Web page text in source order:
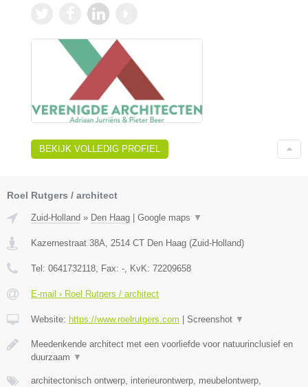
BEKIJK VOLLEDIG PROFIEL
Roel Rutgers / architect
Zuid-Holland » Den Haag Google maps ▼
Kazernestraat 38A, 2514 CT Den Haag (Zuid-Holland)
Tel: 0641732118, Fax: -, KvK: 72209658
E-mail › Roel Rutgers / architect
Website: https://www.roelrutgers.com Screenshot ▼
Meedenkende architect met een voorliefde voor natuurinclusief en
duurzaam ▼
architectonisch ontwerp, interieurontwerp, meubelontwerp,